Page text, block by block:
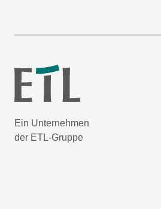
Ein Unternehmen
der ETL-Gruppe